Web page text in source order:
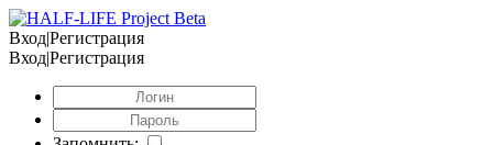
Вход|Регистрация
Вход|Регистрация